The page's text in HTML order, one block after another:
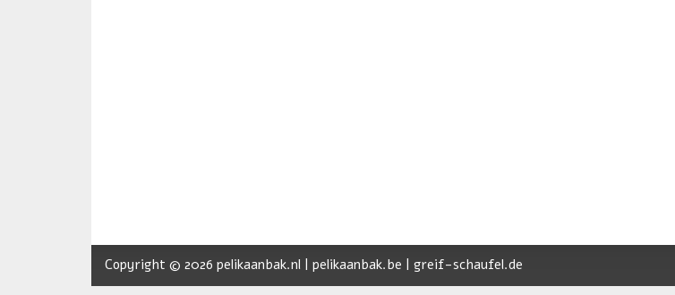
Copyright © 2026 pelikaanbak.nl | pelikaanbak.be | greif-schaufel.de